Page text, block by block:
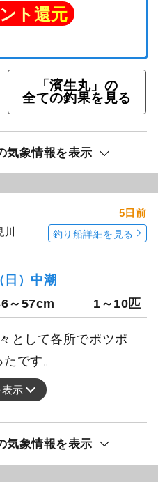
ト還元
「濱生丸」の
全ての釣果を見る
気象情報を表示
5日前
釣り船詳細を見る
日）中潮
～57cm 1～10匹
として各所でポツポ
です。
示
気象情報を表示